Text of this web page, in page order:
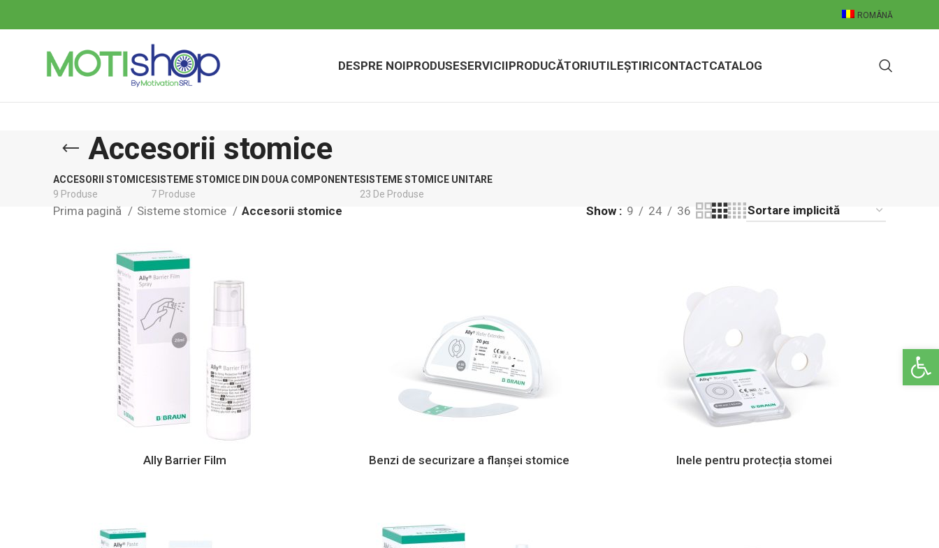
Deschide
ROMÂNĂ
DESPRE NOIPRODUSESERVICIIPRODUCĂTORIUTILEȘTIRICONTACTCATALOG
Accesorii stomice
ACCESORII STOMICE
9 Produse
SISTEME STOMICE DIN DOUA COMPONENTE
7 Produse
SISTEME STOMICE UNITARE
23 De Produse
Prima pagină Sisteme stomice Accesorii stomice Show 9 24 36
Ally Barrier Film Benzi de securizare a flanșei stomice Inele pentru protecția stomei